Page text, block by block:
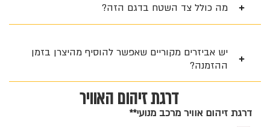
מה כולל צד השטח בדגם הזה?
יש אביזרים מקוריים שאפשר להוסיף מהיצרן בזמן
ההזמנה?
דרגת זיהום האוויר
דרגת זיהום אוויר מרכב מנועי**